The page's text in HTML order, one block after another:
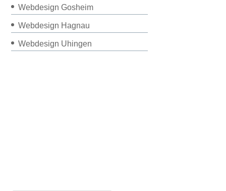
Webdesign Gosheim
Webdesign Hagnau
Webdesign Uhingen